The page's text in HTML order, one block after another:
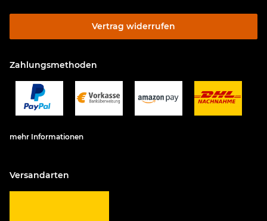
Vertrag widerrufen
Zahlungsmethoden
mehr Informationen
Versandarten